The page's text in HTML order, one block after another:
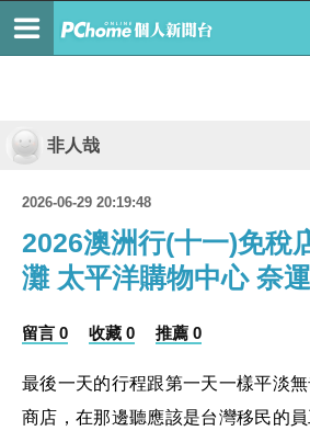
非人哉
2026-06-29 20:19:48
2026澳洲行(十一)免稅
灘 太平洋購物中心 奈
留言 0 收藏 0 推薦 0
最後一天的行程跟第一天一樣平淡
商店 ，在那邊聽應該是台灣移民的